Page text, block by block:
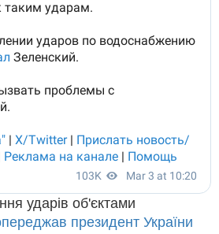
ударів об'єктами
президент України